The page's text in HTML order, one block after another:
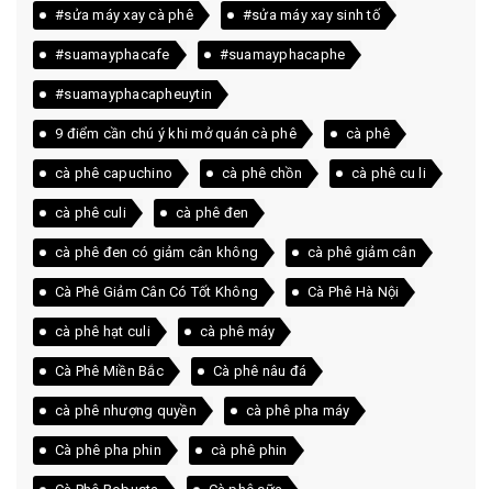
#sửa máy xay cà phê #sửa máy xay sinh tố
#suamayphacafe #suamayphacaphe
#suamayphacapheuytin
9 điểm cần chú ý khi mở quán cà phê cà phê
cà phê capuchino cà phê chồn cà phê cu li
cà phê culi cà phê đen
cà phê đen có giảm cân không cà phê giảm cân
Cà Phê Giảm Cân Có Tốt Không Cà Phê Hà Nội
cà phê hạt culi cà phê máy
Cà Phê Miền Bắc Cà phê nâu đá
cà phê nhượng quyền cà phê pha máy
Cà phê pha phin cà phê phin